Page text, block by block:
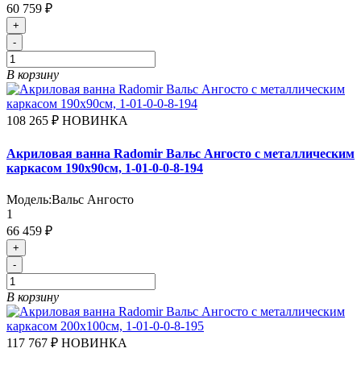
60 759 ₽
+
-
В корзину
108 265 ₽ НОВИНКА
Акриловая ванна Radomir Вальс Ангосто с металлическим
каркасом 190х90см, 1-01-0-0-8-194
Модель:Вальс Ангосто
1
66 459 ₽
+
-
В корзину
117 767 ₽ НОВИНКА